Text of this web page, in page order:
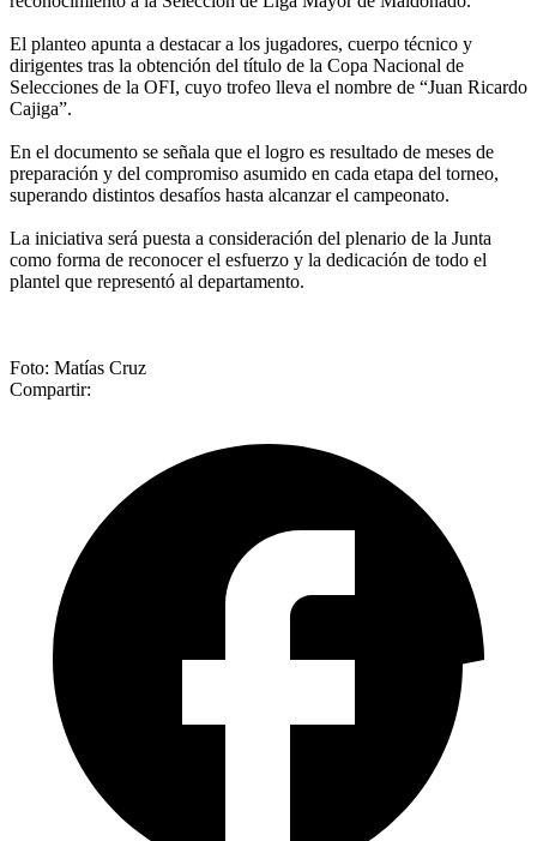
El planteo apunta a destacar a los jugadores, cuerpo técnico y
dirigentes tras la obtención del título de la Copa Nacional de
Selecciones de la OFI, cuyo trofeo lleva el nombre de “Juan Ricardo
Cajiga”.
En el documento se señala que el logro es resultado de meses de
preparación y del compromiso asumido en cada etapa del torneo,
superando distintos desafíos hasta alcanzar el campeonato.
La iniciativa será puesta a consideración del plenario de la Junta
como forma de reconocer el esfuerzo y la dedicación de todo el
plantel que representó al departamento.
Foto: Matías Cruz
Compartir: